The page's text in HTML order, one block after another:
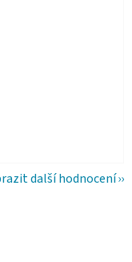
další hodnocení